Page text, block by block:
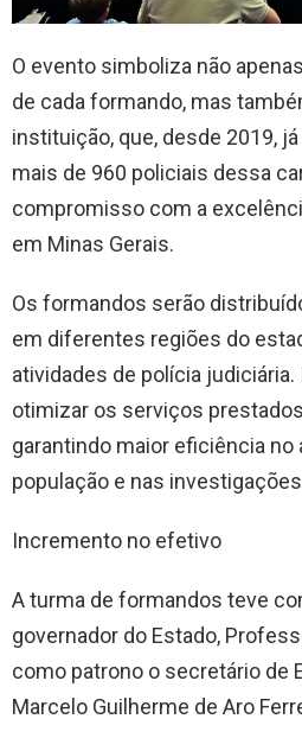
O evento simboliza não
de cada formando, mas
instituição, que, desde 2019,
mais de 960 policiais dessa
compromisso com a
em Minas Gerais.
Os formandos serão
em diferentes regiões do
atividades de polícia
otimizar os serviços
garantindo maior eficiência no
população e nas
Incremento no efetivo
A turma de formandos teve
governador do Estado,
como patrono o secretário de
Marcelo Guilherme de Aro